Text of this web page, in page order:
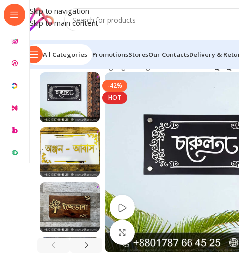
Skip to navigation
Skip to main content
All Categories PromotionsStoresOur ContactsDelivery &
Home/Name Plate Signage
-42%
HOT
Watch video
Click to enlarge